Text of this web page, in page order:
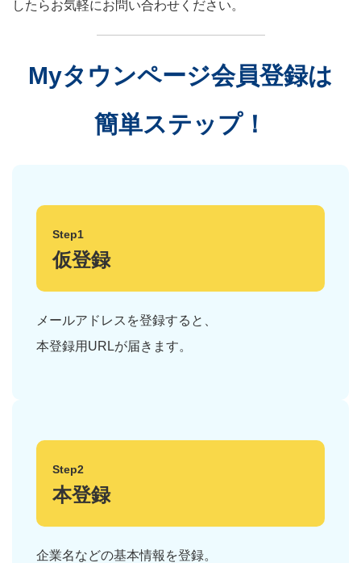
したらお気軽にお問い合わせください。
Myタウンページ会員登録は
簡単ステップ！
Step1
仮登録
メールアドレスを登録すると、
本登録用URLが届きます。
Step2
本登録
企業名などの基本情報を登録。